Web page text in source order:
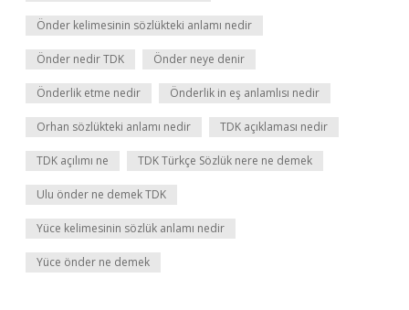
Önder kelimesinin sözlükteki anlamı nedir
Önder nedir TDK Önder neye denir
Önderlik etme nedir Önderlik in eş anlamlısı nedir
Orhan sözlükteki anlamı nedir TDK açıklaması nedir
TDK açılımı ne TDK Türkçe Sözlük nere ne demek
Ulu önder ne demek TDK
Yüce kelimesinin sözlük anlamı nedir
Yüce önder ne demek